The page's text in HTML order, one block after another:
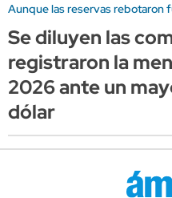
Aunque las reservas rebotaron
Se diluyen las
registraron la
2026 ante un
dólar